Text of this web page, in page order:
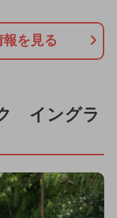
を見る
イングラ